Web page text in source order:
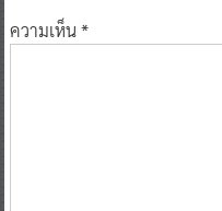
ความเห็น*